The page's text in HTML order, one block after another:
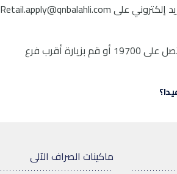
إلكتروني علىRetail.apply@qnbalahli.com
أقرب فرع
ماكينات الصراف الآلى